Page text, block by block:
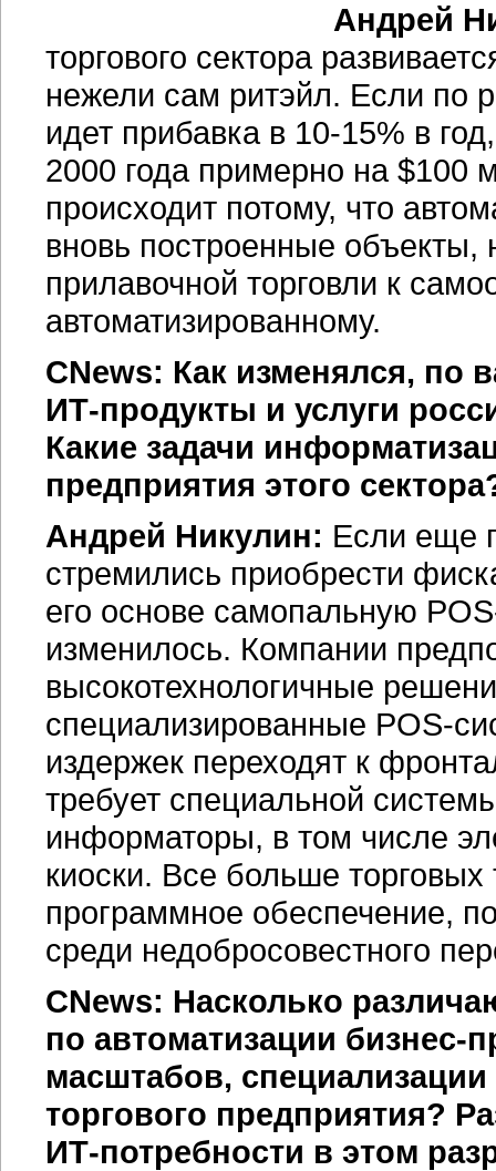
Андрей
торгового сектора
нежели сам ритэйл. Если по
идет прибавка в 10-15% в год,
2000 года примерно на
происходит потому, что
вновь построенные объекты,
прилавочной торговли к
автоматизированному.
CNews: Как изменялся, по
ИТ-продукты и услуги
Какие задачи
предприятия этого
Андрей Никулин: Если еще
стремились приобрести
его основе самопальную
изменилось. Компании
высокотехнологичные
специализированные POS-
издержек переходят к
требует специальной
информаторы, в том числе
киоски. Все больше
программное обеспечение,
среди недобросовестного
CNews: Насколько
по автоматизации бизнес-
масштабов,
торгового предприятия?
ИТ-потребности в этом